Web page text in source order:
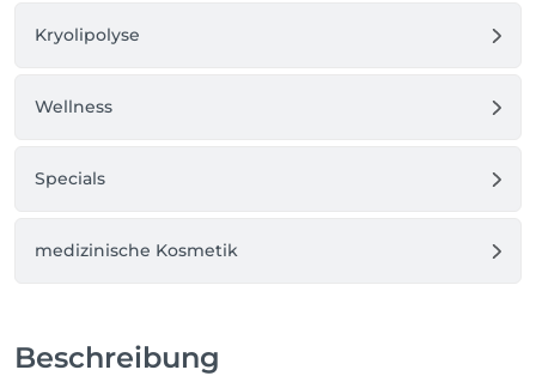
Kryolipolyse
Wellness
Specials
medizinische Kosmetik
Beschreibung